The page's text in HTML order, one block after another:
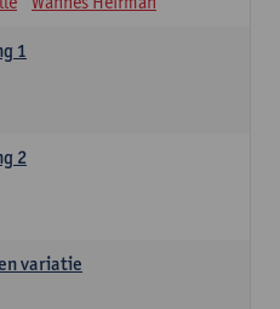
1
2
variatie